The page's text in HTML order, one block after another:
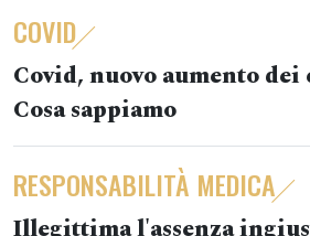
COVID
Covid, nuovo aumento
Cosa sappiamo
RESPONSABILITÀ MEDICA